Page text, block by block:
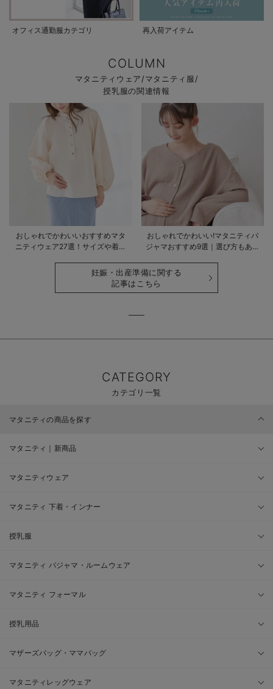
オフィス通勤服カテゴリ 再入荷アイテム
COLUMN
マタニティウェア/マタニティ服/
授乳服の関連情報
おしゃれでかわいいおすすめマタ
ニティウェア27選！サイズや着る
おしゃれでかわいい!マタニティパ
ジャマおすすめ9選｜選び方もあわ
妊娠・出産準備に関する
記事はこちら
CATEGORY
カテゴリ一覧
マタニティの商品を探す
マタニティ｜新商品
マタニティウェア
マタニティ 下着・インナー
授乳服
マタニティ パジャマ・ルームウェア
マタニティ フォーマル
授乳用品
マザーズバッグ・ママバッグ
マタニティレッグウェア